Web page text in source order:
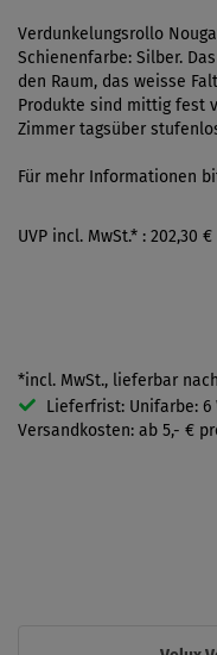
Verdunkelungsrollo
Schienenfarbe: Silber.
den Raum, das weisse
Produkte sind mittig fest
Zimmer tagsüber
Für mehr Informationen
UVP incl. MwSt.* : 202,30 €
*incl. MwSt., lieferbar
Lieferfrist: Unifarbe: 6
Versandkosten: ab 5,- €